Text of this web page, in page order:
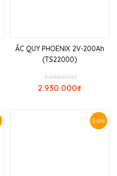
ẮC QUY PHOENIX 2V-200Ah
(TS22000)
₫
3.099.000
₫
2.930.000
Sale